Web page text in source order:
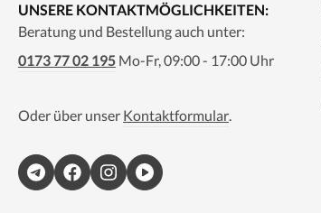
UNSERE KONTAKTMÖGLICHKEITEN:
Beratung und Bestellung auch unter:
0173 77 02 195 Mo-Fr, 09:00 - 17:00 Uhr
Oder über unser Kontaktformular.